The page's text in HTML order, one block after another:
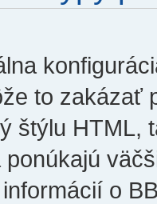
to zakázať
štýlu HTML,
o